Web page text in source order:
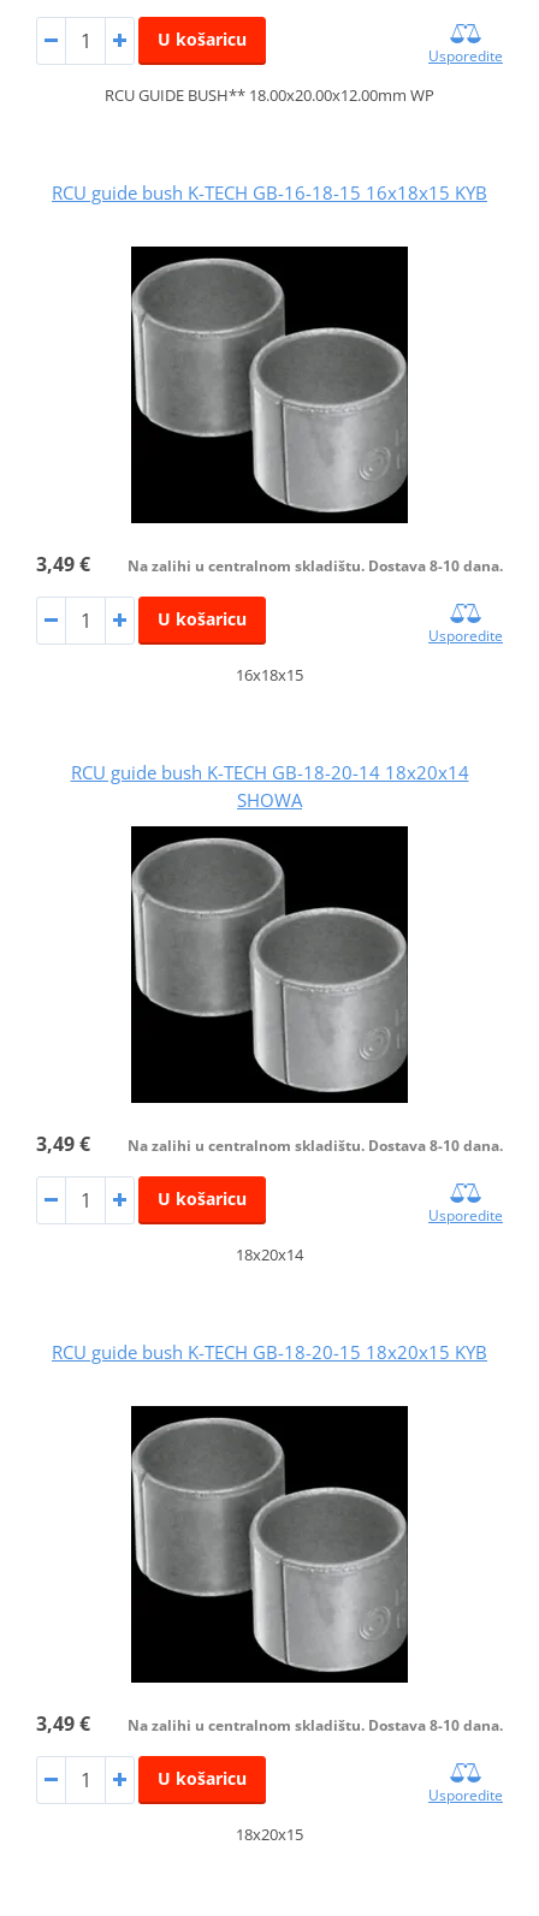
U košaricu
Usporedite
RCU GUIDE BUSH** 18.00x20.00x12.00mm WP
RCU guide bush K-TECH GB-16-18-15 16x18x15 KYB
3,49 € Na zalihi u centralnom skladištu. Dostava 8-10 dana.
U košaricu
Usporedite
16x18x15
RCU guide bush K-TECH GB-18-20-14 18x20x14
SHOWA
3,49 € Na zalihi u centralnom skladištu. Dostava 8-10 dana.
U košaricu
Usporedite
18x20x14
RCU guide bush K-TECH GB-18-20-15 18x20x15 KYB
3,49 € Na zalihi u centralnom skladištu. Dostava 8-10 dana.
U košaricu
Usporedite
18x20x15